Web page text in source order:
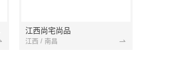
江西尚宅尚品
江西 / 南昌